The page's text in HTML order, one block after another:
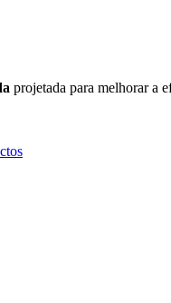
projetada para melhorar a